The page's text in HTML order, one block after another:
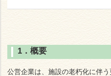
1．概要
公営企業は、施設の老朽化に伴